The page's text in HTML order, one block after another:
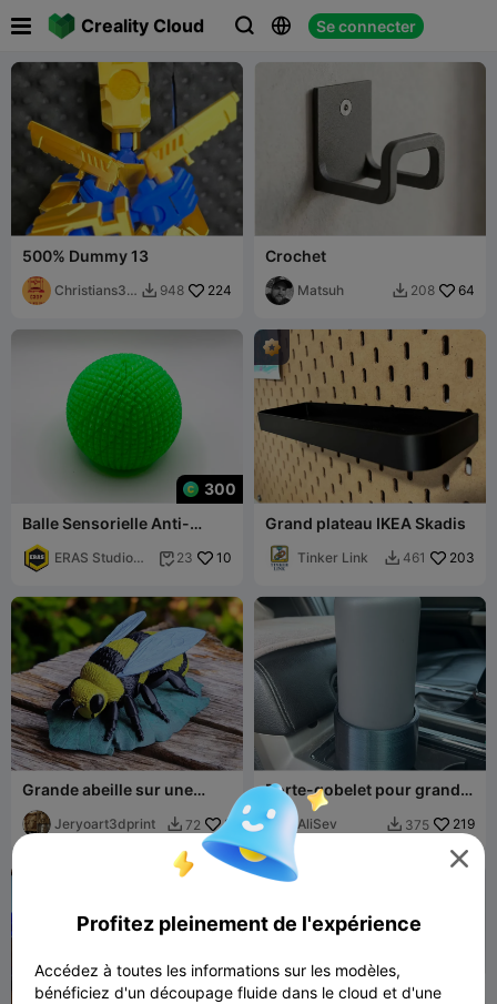
Creality Cloud   Se connecter

500% Dummy 13
Christians3D  948 224
Crochet
Matsuh  208 64
300
Balle Sensorielle Anti-
Stress à Torsion Facet XL
ERAS Studio
 23 10
Grand plateau IKEA Skadis
Tinker Link  461 203
Grande abeille sur une
feuille – Modèle 3D très
détailléJeryoart3dprint  72 8
Porte-gobelet pour grande
gourde isotherme (4
versions)
AliSev  375 219

Profitez pleinement de l'expérience
Accédez à toutes les informations sur les modèles,
bénéficiez d'un découpage fluide dans le cloud et d'une